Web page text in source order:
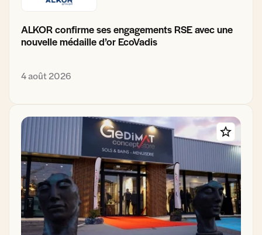
ALKOR confirme ses engagements RSE avec une
nouvelle médaille d’or EcoVadis
4 août 2026